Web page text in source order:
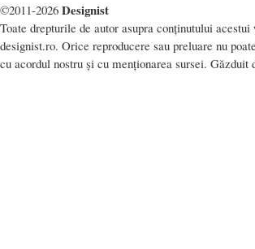
©2011-2026 Designist
Toate drepturile de autor asupra conținutului
designist.ro. Orice reproducere sau preluare nu
cu acordul nostru și cu menționarea sursei. Găzduit